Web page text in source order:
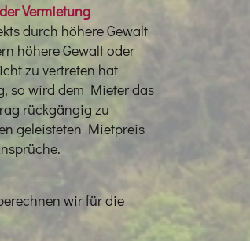
Vermietung
durch höhere Gewalt
höhere Gewalt oder
zu vertreten hat
so wird dem Mieter das
rückgängig zu
geleisteten Mietpreis
wir für die